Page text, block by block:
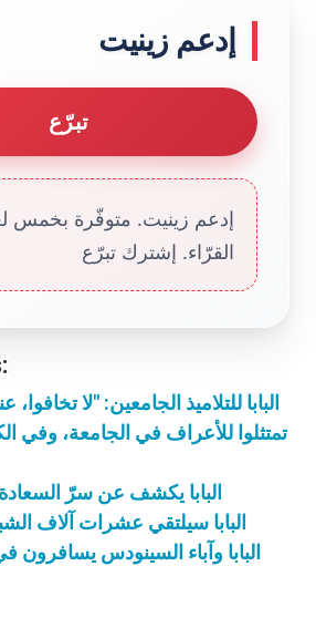
إدعم زينيت
تبرّع
إدعم زينيت. متوفّرة بخمس
القرّاء. إشترك تبرّع
البابا للتلاميذ الجامعين: "لا تخافوا،
تمتثلوا للأعراف في الجامعة، وفي
البابا يكشف عن سرّ السعادة
البابا سيلتقي عشرات آلاف
البابا وآباء السينودس يسافرون